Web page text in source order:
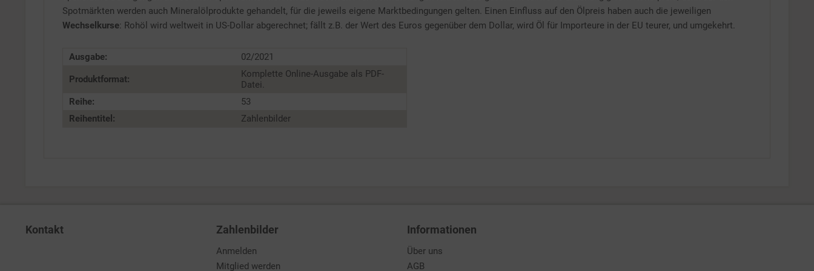
Spotmärkten werden auch Mineralölprodukte gehandelt, für die jeweils eigene Marktbedingungen gelten. Einen Einfluss auf den Ölpreis haben auch die jeweiligen
Wechselkurse: Rohöl wird weltweit in US-Dollar abgerechnet; fällt z.B. der Wert des Euros gegenüber dem Dollar, wird Öl für Importeure in der EU teurer, und umgekehrt.
Ausgabe: 02/2021
Produktformat:
Komplette Online-Ausgabe als PDF-
Datei.
Reihe:
53
Reihentitel:
Zahlenbilder
Kontakt Zahlenbilder
Anmelden
Mitglied werden
Informationen
Über uns
AGB